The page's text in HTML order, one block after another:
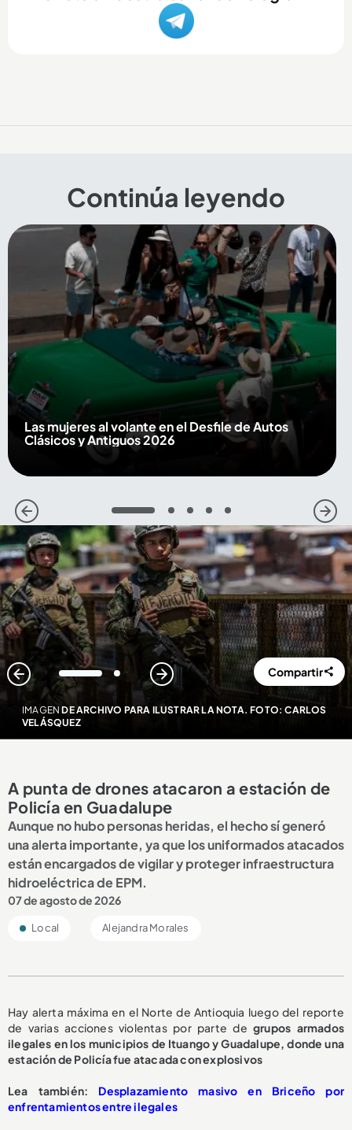
Continúa leyendo
Las mujeres al volante en el Desfile de Autos
Clásicos y Antiguos 2026
1 2 3 4 5
IMAGEN DE ARCHIVO PARA ILUSTRAR LA NOTA. FOTO: CARLOS
VELÁSQUEZ
1 2 Compartir
A punta de drones atacaron a estación de
Policía en Guadalupe
Aunque no hubo personas heridas, el hecho sí generó
una alerta importante, ya que los uniformados atacados
están encargados de vigilar y proteger infraestructura
hidroeléctrica de EPM.
07 de agosto de 2026
Local Alejandra Morales
Hay alerta máxima en el Norte de Antioquia luego del reporte
de varias acciones violentas por parte degrupos armados
ilegales en los municipios de Ituango y Guadalupe, donde una
estación de Policía fue atacada con explosivos
Lea también: Desplazamiento masivo en Briceño por
enfrentamientos entre ilegales